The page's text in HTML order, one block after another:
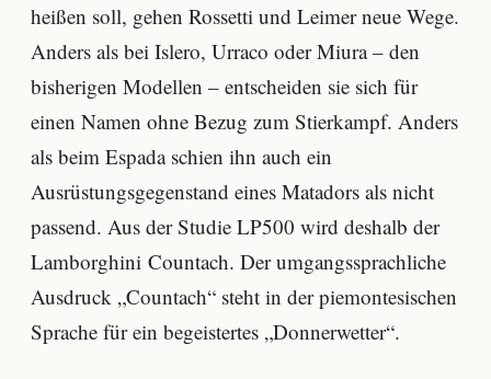
heißen soll, gehen Rossetti und Leimer neue Wege.
Anders als bei Islero, Urraco oder Miura – den
bisherigen Modellen – entscheiden sie sich für
einen Namen ohne Bezug zum Stierkampf. Anders
als beim Espada schien ihn auch ein
Ausrüstungsgegenstand eines Matadors als nicht
passend. Aus der Studie LP500 wird deshalb der
Lamborghini Countach. Der umgangssprachliche
Ausdruck „Countach“ steht in der piemontesischen
Sprache für ein begeistertes „Donnerwetter“.